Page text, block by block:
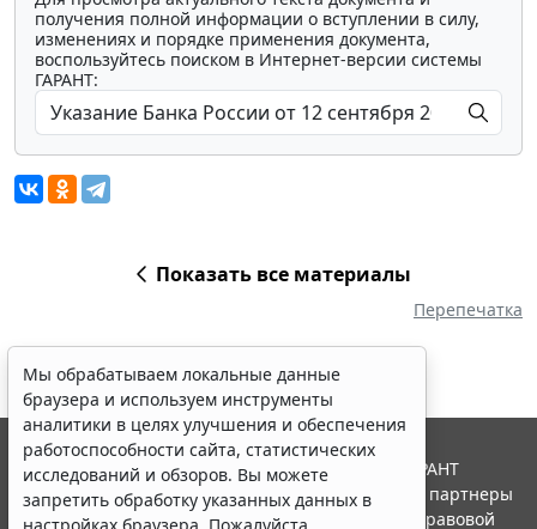
получения полной информации о вступлении в силу,
изменениях и порядке применения документа,
воспользуйтесь поиском в Интернет-версии системы
ГАРАНТ:
Показать все материалы
Перепечатка
Мы обрабатываем локальные данные
браузера и используем инструменты
аналитики в целях улучшения и обеспечения
работоспособности сайта, статистических
исследований и обзоров. Вы можете
запретить обработку указанных данных в
© ООО "НПП "ГАРАНТ-СЕРВИС", 2026. Система ГАРАНТ
выпускается с 1990 года. Компания "Гарант" и ее партнеры
являются участниками Российской ассоциации правовой